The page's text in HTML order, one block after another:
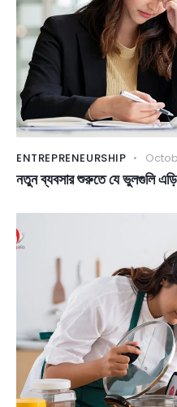
ENTREPRENEURSHIP
নতুন ব্যবসার শুরুতে যে ভুলগুলি